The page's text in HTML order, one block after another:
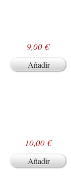
9,00 €
Añadir
10,00 €
Añadir